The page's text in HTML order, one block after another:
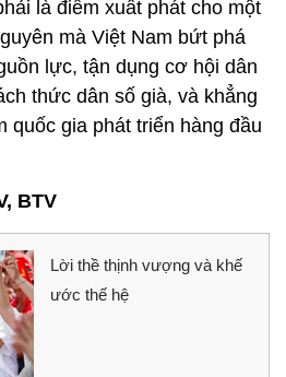
là điểm xuất phát cho một
mà Việt Nam bứt phá
lực, tận dụng cơ hội dân
thức dân số già, và khẳng
quốc gia phát triển hàng đầu
BTV
Lời thề thịnh vượng và khế
ước thế hệ